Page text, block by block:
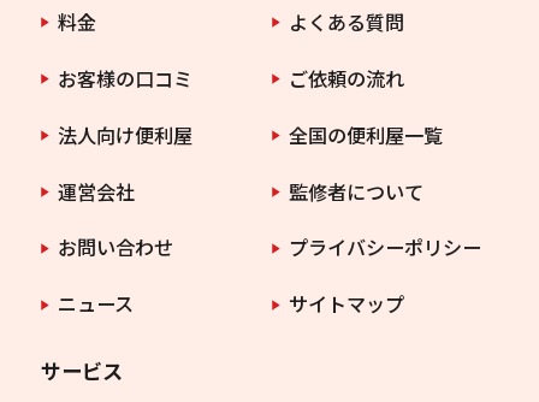
料金
よくある質問
お客様の口コミ
ご依頼の流れ
法人向け便利屋
全国の便利屋一覧
運営会社
監修者について
お問い合わせ
プライバシーポリシー
ニュース
サイトマップ
サービス